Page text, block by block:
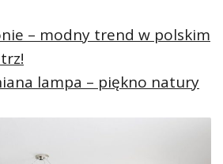
– modny trend w polskim
lampa – piękno natury